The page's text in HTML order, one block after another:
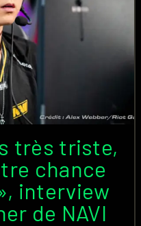
très triste,
chance
interview
de NAVI